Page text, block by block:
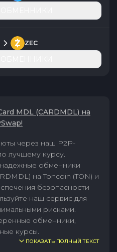
ZEC
MDL (CARDMDL) на
через наш P2P-
лучшему курсу.
обменники
на Toncoin (TON) и
безопасности
наш сервис для
рисками.
обменники,
курсы.
ПОКАЗАТЬ ПОЛНЫЙ ТЕКСТ